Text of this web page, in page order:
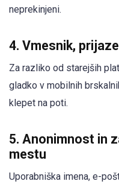
neprekinjeni.
4. Vmesnik,
Za razliko od starejših
gladko v mobilnih
klepet na poti.
5. Anonimnost in
mestu
Uporabniška imena, e-